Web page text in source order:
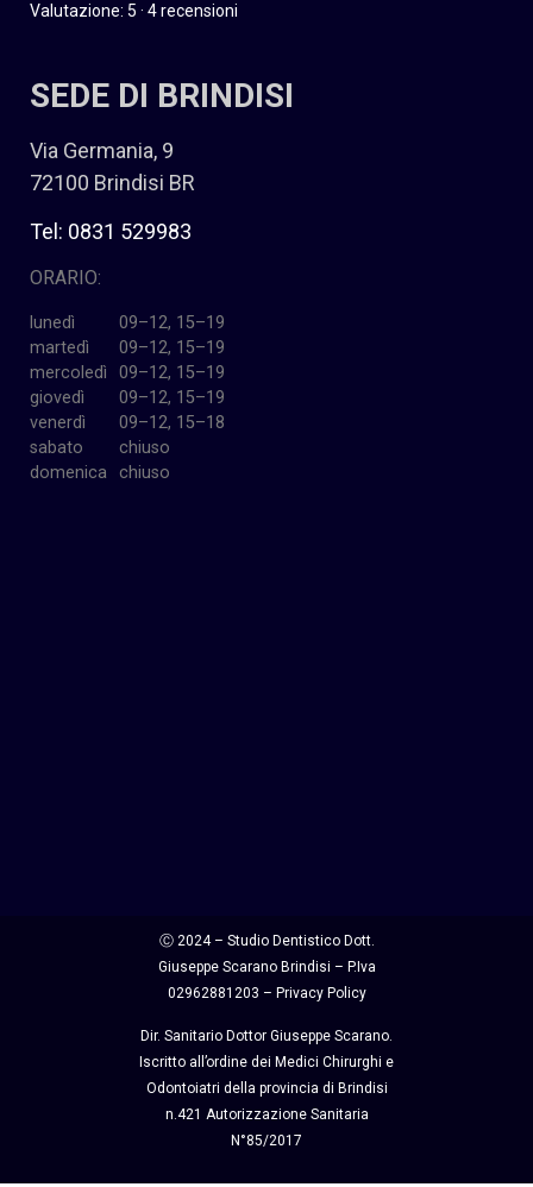
Valutazione: 5 · 4 recensioni
SEDE DI BRINDISI
Via Germania, 9
72100 Brindisi BR
Tel: 0831 529983
ORARIO:
lunedì
09–12, 15–19
martedì
09–12, 15–19
mercoledì
09–12, 15–19
giovedì
09–12, 15–19
venerdì
09–12, 15–18
sabato
chiuso
domenica
chiuso
Ⓒ 2024 – Studio Dentistico Dott.
Giuseppe Scarano Brindisi – P.Iva
02962881203 – Privacy Policy
Dir. Sanitario Dottor Giuseppe Scarano.
Iscritto all’ordine dei Medici Chirurghi e
Odontoiatri della provincia di Brindisi
n.421 Autorizzazione Sanitaria
N°85/2017